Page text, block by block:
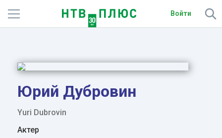
Войти
Фильмы и сериалы
Спорт
Подписки
Радио
Юрий Дубровин
Yuri Dubrovin
Актер